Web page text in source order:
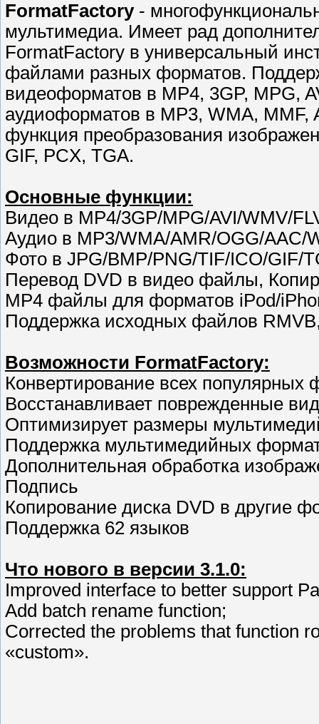
FormatFactory-
мультимедиа. Имеет рад
FormatFactory в универсальный
файлами разных форматов.
видеоформатов в MP4, 3GP, MPG,
аудиоформатов в MP3, WMA, MMF,
функция преобразования
GIF, PCX, TGA.
Основные функции:
Видео в MP4/3GP/MPG/AVI/WMV/
Аудио в MP3/WMA/AMR/OGG/AAC/
Фото в JPG/BMP/PNG/TIF/ICO/GIF/
Перевод DVD в видео файлы,
MP4 файлы для форматов iPod/
Поддержка исходных файлов
Возможности FormatFactory:
Конвертирование всех
Восстанавливает поврежденные
Оптимизирует размеры
Поддержка мультимедийных
Дополнительная обработка
Подпись
Копирование диска DVD в другие
Поддержка 62 языков
Что нового в версии 3.1.0:
Improved interface to better support
Add batch rename function;
Corrected the problems that function
«custom».